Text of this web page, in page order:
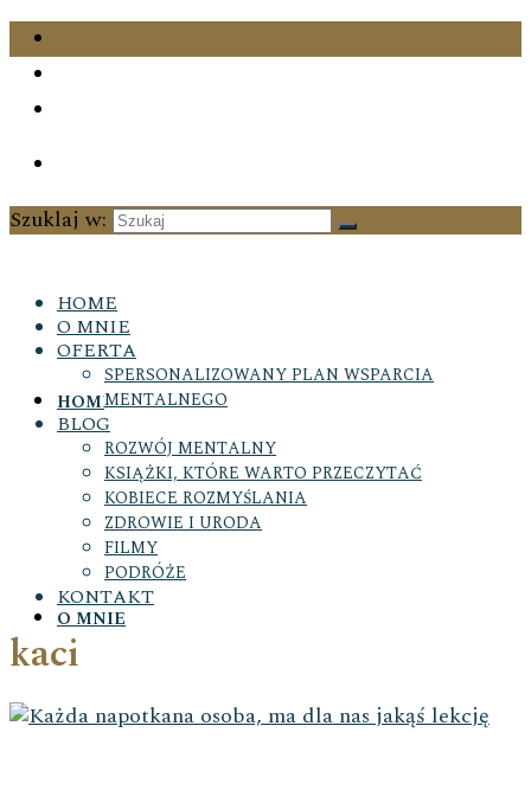
Szuklaj w:
HOME
O MNIE
HOME
O MNIE
OFERTA
SPERSONALIZOWANY PLAN WSPARCIA
MENTALNEGO
BLOG
ROZWÓJ MENTALNY
KSIĄŻKI, KTÓRE WARTO PRZECZYTAĆ
KOBIECE ROZMYŚLANIA
ZDROWIE I URODA
FILMY
PODRÓŻE
KONTAKT
kaci